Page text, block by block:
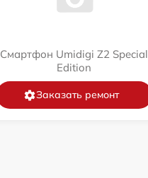
Смартфон Umidigi Z2 Special
Edition
Заказать ремонт